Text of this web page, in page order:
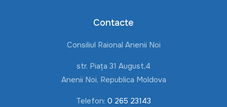
Contacte
Consiliul Raional Anenii Noi
str. Piața 31 August,4
Anenii Noi, Republica Moldova
Telefon: 0 265 23143